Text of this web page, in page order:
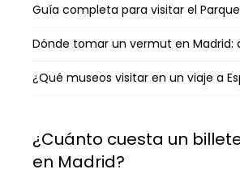
Guía completa para visitar el
Dónde tomar un vermut en
¿Qué museos visitar en un viaje a
¿Cuánto cuesta un
en Madrid?